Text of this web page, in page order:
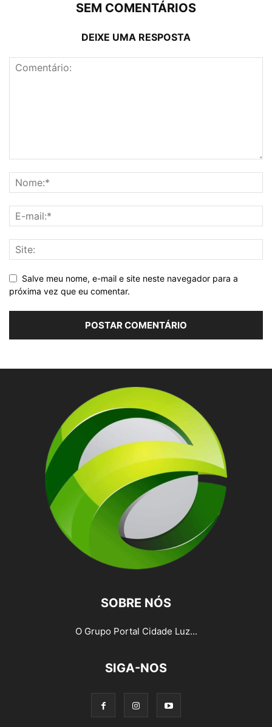
SEM COMENTÁRIOS
DEIXE UMA RESPOSTA
Salve meu nome, e-mail e site neste navegador para a
próxima vez que eu comentar.
SOBRE NÓS
O Grupo Portal Cidade Luz...
SIGA-NOS